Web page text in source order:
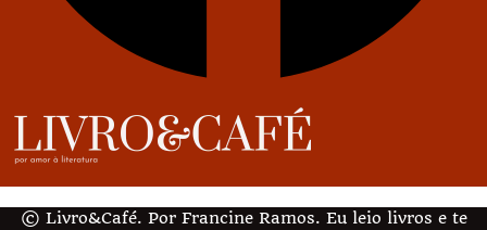
© Livro&Café. Por Francine Ramos. Eu leio livros e te